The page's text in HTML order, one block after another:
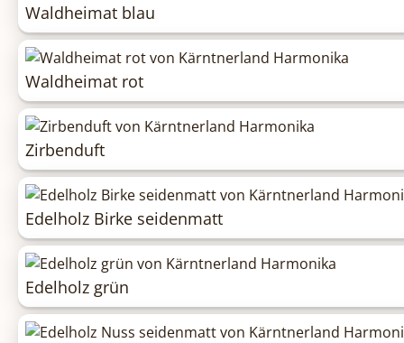
Waldheimat blau
Waldheimat rot
Zirbenduft
Edelholz Birke seidenmatt
Edelholz grün